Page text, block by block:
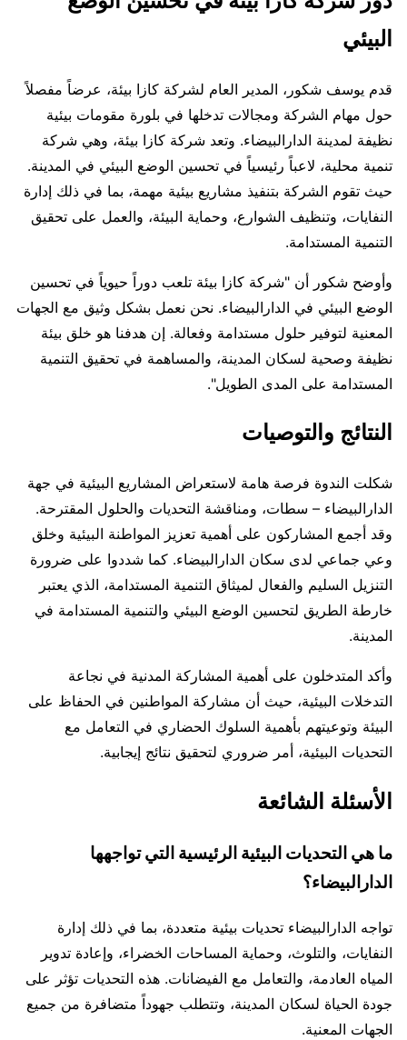
البيئي
قدم يوسف شكور، المدير العام لشركة كازا بيئة، عرضاً مفصلاً
حول مهام الشركة ومجالات تدخلها في بلورة مقومات بيئية
نظيفة لمدينة الدارالبيضاء. وتعد شركة كازا بيئة، وهي شركة
تنمية محلية، لاعباً رئيسياً في تحسين الوضع البيئي في المدينة.
حيث تقوم الشركة بتنفيذ مشاريع بيئية مهمة، بما في ذلك إدارة
النفايات، وتنظيف الشوارع، وحماية البيئة، والعمل على تحقيق
التنمية المستدامة.
وأوضح شكور أن "شركة كازا بيئة تلعب دوراً حيوياً في تحسين
الوضع البيئي في الدارالبيضاء. نحن نعمل بشكل وثيق مع الجهات
المعنية لتوفير حلول مستدامة وفعالة. إن هدفنا هو خلق بيئة
نظيفة وصحية لسكان المدينة، والمساهمة في تحقيق التنمية
المستدامة على المدى الطويل".
النتائج والتوصيات
شكلت الندوة فرصة هامة لاستعراض المشاريع البيئية في جهة
الدارالبيضاء – سطات، ومناقشة التحديات والحلول المقترحة.
وقد أجمع المشاركون على أهمية تعزيز المواطنة البيئية وخلق
وعي جماعي لدى سكان الدارالبيضاء. كما شددوا على ضرورة
التنزيل السليم والفعال لميثاق التنمية المستدامة، الذي يعتبر
خارطة الطريق لتحسين الوضع البيئي والتنمية المستدامة في
المدينة.
وأكد المتدخلون على أهمية المشاركة المدنية في نجاعة
التدخلات البيئية، حيث أن مشاركة المواطنين في الحفاظ على
البيئة وتوعيتهم بأهمية السلوك الحضاري في التعامل مع
التحديات البيئية، أمر ضروري لتحقيق نتائج إيجابية.
الأسئلة الشائعة
ما هي التحديات البيئية الرئيسية التي تواجهها
الدارالبيضاء؟
تواجه الدارالبيضاء تحديات بيئية متعددة، بما في ذلك إدارة
النفايات، والتلوث، وحماية المساحات الخضراء، وإعادة تدوير
المياه العادمة، والتعامل مع الفيضانات. هذه التحديات تؤثر على
جودة الحياة لسكان المدينة، وتتطلب جهوداً متضافرة من جميع
الجهات المعنية.